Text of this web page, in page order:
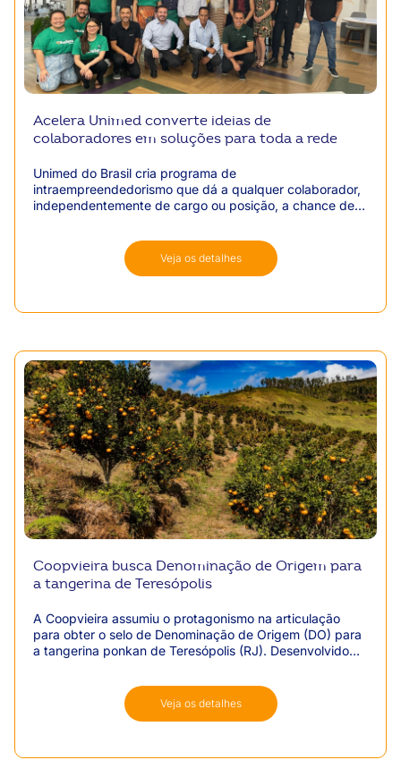
Acelera Unimed converte ideias de
colaboradores em soluções para toda a rede
Unimed do Brasil cria programa de
intraempreendedorismo que dá a qualquer colaborador,
independentemente de cargo ou posição, a chance de
transformá-la em um projeto real. O programa busca
solucionar gargalos operacionais de forma colaborativa e
premia as melhores soluções com a implementação em
Veja os detalhes
Coopvieira busca Denominação de Origem para
a tangerina de Teresópolis
A Coopvieira assumiu o protagonismo na articulação
para obter o selo de Denominação de Origem (DO) para
a tangerina ponkan de Teresópolis (RJ). Desenvolvido
Rio, o projeto visa comprovar cientificamente que o clima
e o solo da região conferem propriedades únicas ao
fruto, a fim de transformá-lo em um item de alto valor
Veja os detalhes